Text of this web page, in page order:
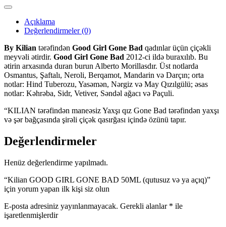
Açıklama
Değerlendirmeler (0)
By Kilian tərəfindən Good Girl Gone Bad qadınlar üçün çiçəkli
meyvəli ətirdir. Good Girl Gone Bad 2012-ci ildə buraxılıb. Bu
ətirin arxasında duran burun Alberto Morillasdır. Üst notlarda
Osmantus, Şaftalı, Neroli, Berqamot, Mandarin və Darçın; orta
notlar: Hind Tuberozu, Yasəmən, Nərgiz və May Qızılgülü; əsas
notlar: Kəhrəba, Sidr, Vetiver, Səndəl ağacı və Paçuli.
“KILIAN tərəfindən maneəsiz Yaxşı qız Gone Bad tərəfindən yaxşı
və şər bağçasında şirəli çiçək qasırğası içində özünü tapır.
Değerlendirmeler
Henüz değerlendirme yapılmadı.
“Kilian GOOD GIRL GONE BAD 50ML (qutusuz və ya açıq)”
için yorum yapan ilk kişi siz olun
E-posta adresiniz yayınlanmayacak. Gerekli alanlar * ile
işaretlenmişlerdir